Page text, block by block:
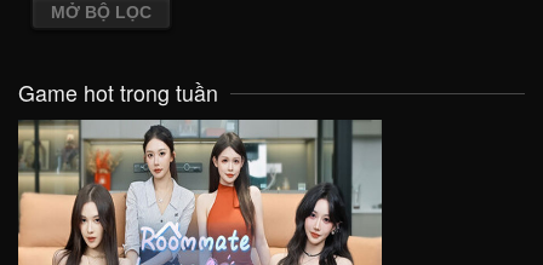
MỞ BỘ LỌC
Game hot trong tuần
VIEW